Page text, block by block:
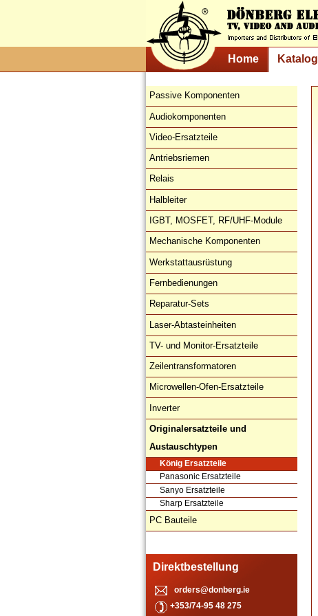
Home Katalog
Passive Komponenten
Audiokomponenten
Video-Ersatzteile
Antriebsriemen
Relais
Halbleiter
IGBT, MOSFET, RF/UHF-Module
Mechanische Komponenten
Werkstattausrüstung
Fernbedienungen
Reparatur-Sets
Laser-Abtasteinheiten
TV- und Monitor-Ersatzteile
Zeilentransformatoren
Microwellen-Ofen-Ersatzteile
Inverter
Originalersatzteile und
Austauschtypen
König Ersatzteile
Panasonic Ersatzteile
Sanyo Ersatzteile
Sharp Ersatzteile
PC Bauteile
Direktbestellung
orders@donberg.ie
+353/74-95 48 275